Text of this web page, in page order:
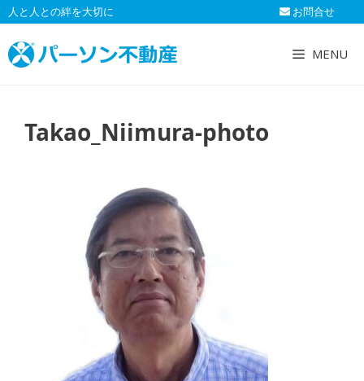
コ
ン
テ
ン
人と人との絆を大切に お問合せ
MENU
Takao_Niimura-photo